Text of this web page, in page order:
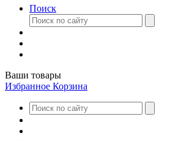
Поиск
Ваши товары
Избранное Корзина